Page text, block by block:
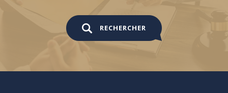
RECHERCHER